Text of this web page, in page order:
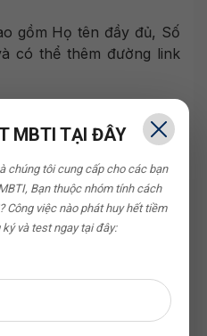
gồm Họ tên đầy đủ, Số
có thể thêm đường link
văn phù hợp
tin hiệu quả không chỉ
còn ở cách bạn chọn giọng
công ty và người bạn đang
đoàn, ngân hàng, cơ
văn cần trang trọng
sử dụng ngôn từ lịch sự
MBTI TẠI ĐÂY
chúng tôi cung cấp cho các bạn
Bạn thuộc nhóm tính cách
Công việc nào phát huy hết tiềm
và test ngay tại đây: